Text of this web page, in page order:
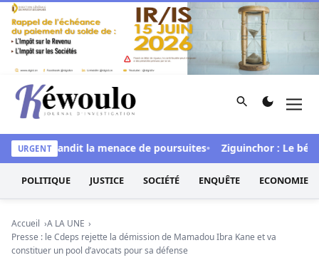
Aller au contenu
Kéwoulo, le premier site d'information et d'investigation
Rechercher
URGENT
» et brandit la menace de poursuites Ziguinchor : Le bétail
POLITIQUE JUSTICE SOCIÉTÉ ENQUÊTE ECONOMIE
Accueil
A LA UNE
Presse : le Cdeps rejette la démission de Mamadou Ibra Kane et va
constituer un pool d’avocats pour sa défense